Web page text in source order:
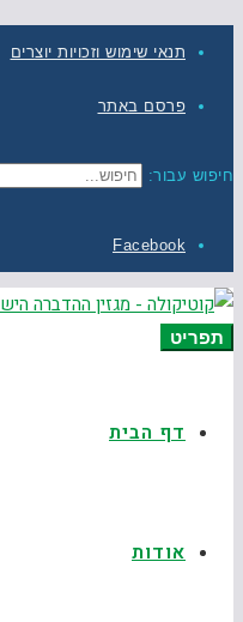
תנאי שימוש וזכויות יוצרים
פרסם באתר
חיפוש עבור:
Facebook
תפריט
דף הבית
אודות